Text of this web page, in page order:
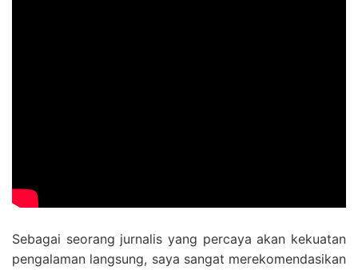
Sebagai seorang jurnalis yang percaya akan kekuatan
pengalaman langsung, saya sangat merekomendasikan